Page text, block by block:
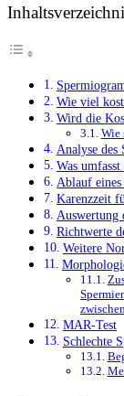
Wie viel
Wird die
Wie
Analyse des
Was
Ablauf
Karenzzeit
Auswertung
Richtwerte
Weitere
MAR-Test
Schlechte